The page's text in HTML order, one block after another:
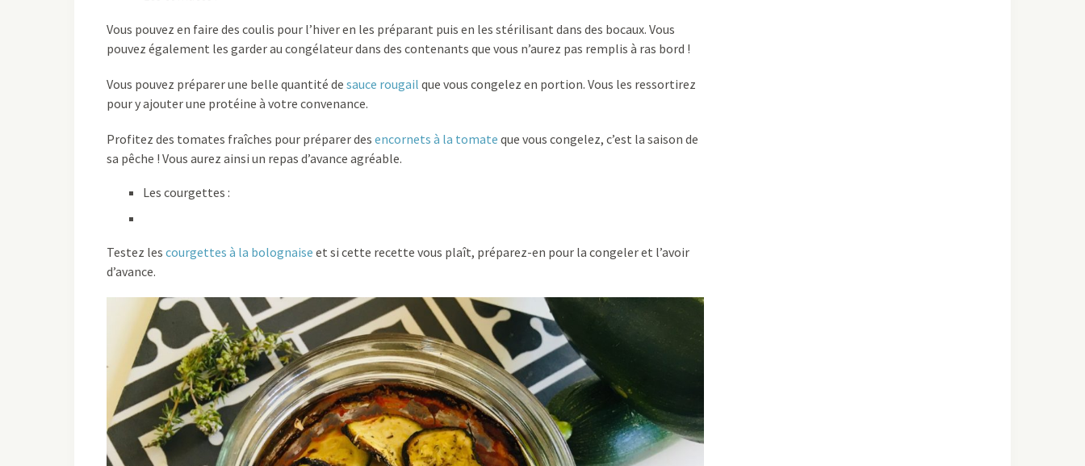
Vous pouvez en faire des coulis pour l’hiver en les préparant puis en les stérilisant dans des bocaux. Vous
pouvez également les garder au congélateur dans des contenants que vous n’aurez pas remplis à ras bord !
Vous pouvez préparer une belle quantité de sauce rougail que vous congelez en portion. Vous les ressortirez
pour y ajouter une protéine à votre convenance.
Profitez des tomates fraîches pour préparer des encornets à la tomate que vous congelez, c’est la saison de
sa pêche ! Vous aurez ainsi un repas d’avance agréable.
Les courgettes :
Testez les courgettes à la bolognaise et si cette recette vous plaît, préparez-en pour la congeler et l’avoir
d’avance.